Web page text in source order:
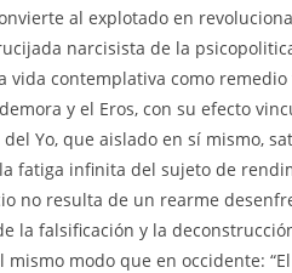
al explotado en
narcisista de la
vida contemplativa como
y el Eros, con su efecto
Yo, que aislado en sí mismo,
fatiga infinita del sujeto de
no resulta de un rearme
la falsificación y la
modo que en occidente: